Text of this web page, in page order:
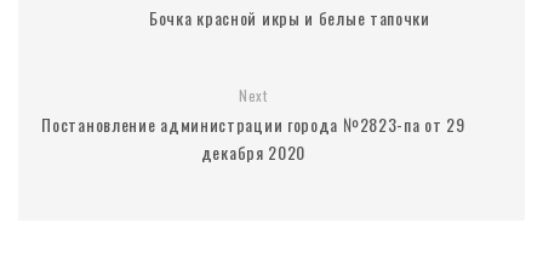
Бочка красной икры и белые тапочки
Next
Постановление администрации города №2823-па от 29
декабря 2020